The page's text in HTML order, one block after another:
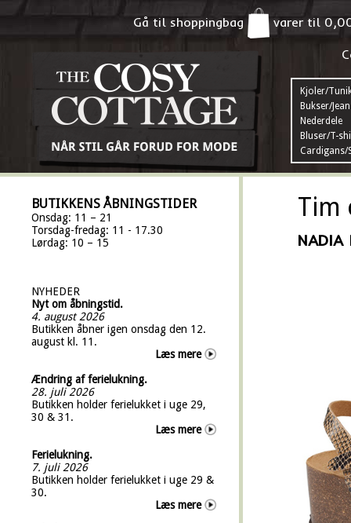
Gå til shoppingbag varer til
Kjoler/
Bukser/
Nederdele
Bluser/T-
Cardigans/
BUTIKKENS ÅBNINGSTIDER
Onsdag: 11 – 21
Torsdag-fredag: 11 - 17.30
Lørdag: 10 – 15
NYHEDER
Nyt om åbningstid.
4. august 2026
Butikken åbner igen onsdag den 12.
august kl. 11.
Læs mere
Ændring af ferielukning.
28. juli 2026
Butikken holder ferielukket i uge 29,
30 & 31.
Læs mere
Ferielukning.
7. juli 2026
Butikken holder ferielukket i uge 29 &
30.
Læs mere
Tim
NADIA